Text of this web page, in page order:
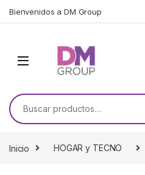
Bienvenidos a DM Group
Buscar por:
Inicio HOGAR y TECNO